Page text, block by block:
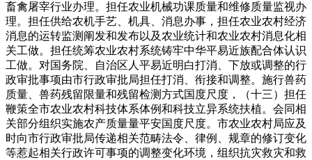
畜禽屠宰行业办理。担任农业机械功课质量和维修质量监视办
理。担任供给农机手艺、机具、消息办事，担任农业农村经济
消息的运转监测阐发和发布以及农业统计和农业农村消息化相
关工做。担任统筹农业农村系统铸牢中华平易近族配合体认识
工做。对国务院、自治区人平易近明白打消、下放或调整的行
政审批事项由市行政审批局担任打消、衔接和调整。施行兽药
质量、兽药残留限量和残留检测方式国度尺度，（十三）担任
鞭策全市农业农村科技体系体例和科技立异系统扶植。会同相
关部分组织实施农产质量量平安国度尺度。市农业农村局应及
时向市行政审批局传递相关范畴法令、律例、规章的修订变化
等惹起相关行政许可事项的调整变化环境，组织抗灾救灾和救